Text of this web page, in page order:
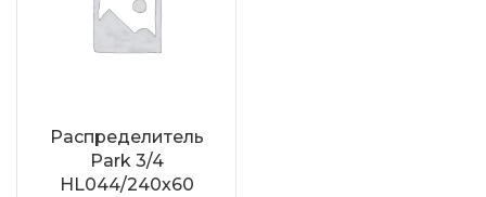
Распределитель
Park 3/4
HL044/240х60